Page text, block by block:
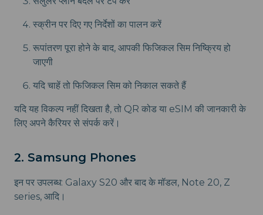
स्क्रीन पर दिए गए निर्देशों का पालन करें
रूपांतरण पूरा होने के बाद, आपकी फिजिकल सिम निष्क्रिय हो
जाएगी
यदि चाहें तो फिजिकल सिम को निकाल सकते हैं
यदि यह विकल्प नहीं दिखता है, तो QR कोड या eSIM की जानकारी के
लिए अपने कैरियर से संपर्क करें।
2. Samsung Phones
इन पर उपलब्ध: Galaxy S20 और बाद के मॉडल, Note 20, Z
series, आदि।